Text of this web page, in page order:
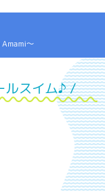
Amami～
ルスイム♪ /